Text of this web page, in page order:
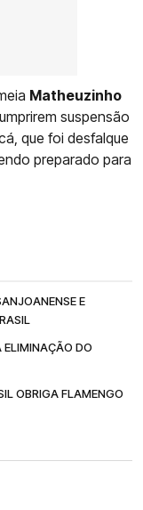
Matheuzinho
suspensão
que foi desfalque
preparado para
E
ELIMINAÇÃO DO
OBRIGA FLAMENGO